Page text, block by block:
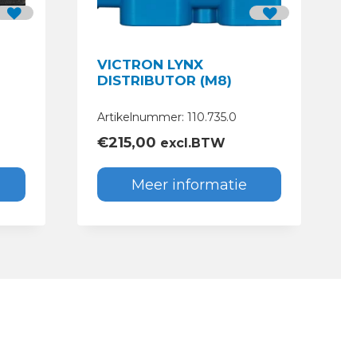
VICTRON LYNX
DISTRIBUTOR (M8)
Artikelnummer: 110.735.0
€215,00 excl.BTW
Meer informatie